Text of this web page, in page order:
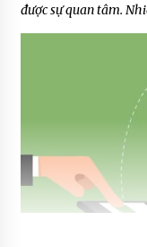
được sự quan tâm.